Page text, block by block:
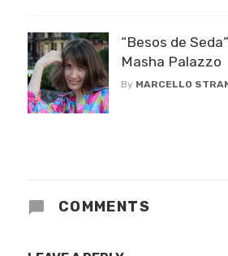
“Besos de
Masha Palazzo
By MARCELLO
COMMENTS